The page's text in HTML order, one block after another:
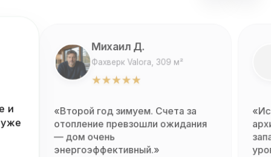
и
Михаил Д.
Фахверк Valora, 309 м²
★★★★★
«Второй год зимуем. Счета за
отопление превзошли ожидания
— дом очень
энергоэффективный.»